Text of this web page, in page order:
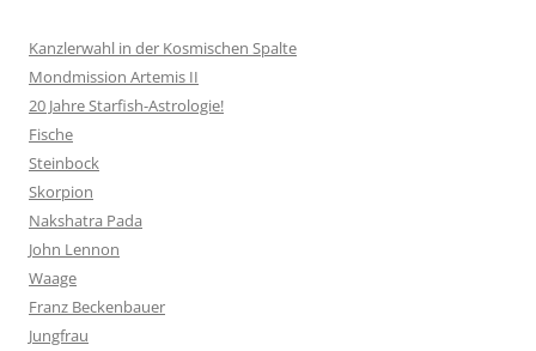
Kanzlerwahl in der Kosmischen Spalte
Mondmission Artemis II
20 Jahre Starfish-Astrologie!
Fische
Steinbock
Skorpion
Nakshatra Pada
John Lennon
Waage
Franz Beckenbauer
Jungfrau